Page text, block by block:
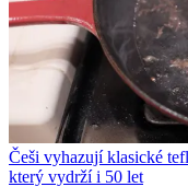
Češi vyhazují klasické
který vydrží i 50 let